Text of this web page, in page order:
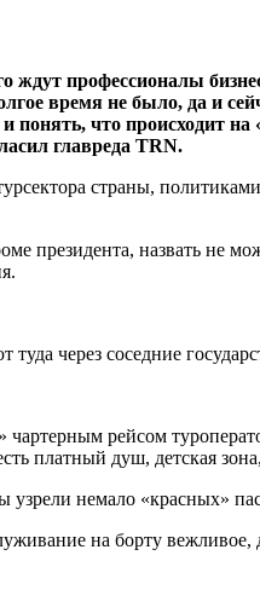
ждут профессионалы
время не было, да и
что происходит на
главреда TRN.
страны,
президента, назвать не
через соседние
рейсом
платный душ, детская
немало «красных»
на борту